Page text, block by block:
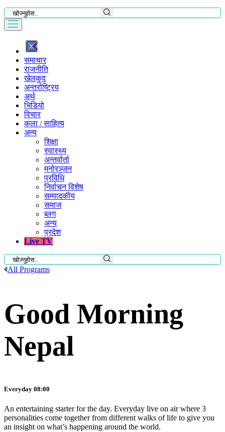
समाचार
राजनीति
खेलकुद
अन्तर्राष्ट्रिय
अर्थ
भिडियो
विचार
कला / साहित्य
अन्य
शिक्षा
स्वास्थ्य
अन्तर्वार्ता
मनोरञ्जन
प्रविधि
निर्वाचन विशेष
सम्पादकीय
समाज
ब्लग
अन्य
प्रदेश
Live TV
All Programs
Good Morning
Nepal
Everyday 08:00
An entertaining starter for the day. Everyday live on air where 3
personalities come together from different walks of life to give you
an insight on what’s happening around the world.